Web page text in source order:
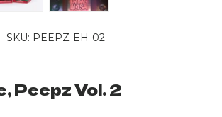
SKU: PEEPZ-EH-02
Peepz Vol. 2